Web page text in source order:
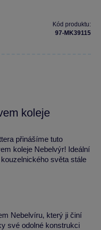
Kód produktu:
97-MK39115
koleje
přinášíme tuto
koleje Nebelvýr! Ideální
světa stále
Nebelvíru, který ji činí
své odolné konstrukci